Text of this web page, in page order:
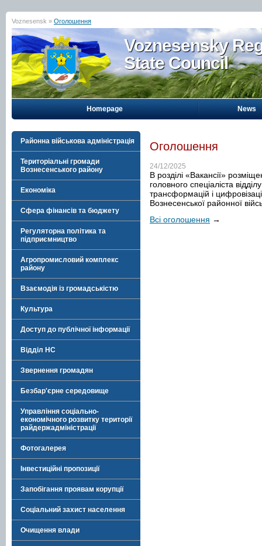
Voznesensk » Оголошення
Voznesensky
State Council
Homepage News
Районна військова адміністрація
Територіальні громади
Вознесенського району
Економіка
Сфера фінансів та бюджету
Регуляторна політика та
підприємництво
Агропромисловий комплекс
району
Взаємодія із громадськістю
Культура
Доступ до публічної інформації
Відділ НС
Звернення громадян
Безбар'єрне середовище
Управління соціально-
економічного розвитку території
райдержадміністрації
Фотогалерея
Інвестиційні пропозиції
Запобігання проявам корупції
Соціальний захист населення
Очищення влади
Оголошення
24/12/2025
В розділі «Вакансії»
головного спеціаліста
трансформацій і
Вознесенської районної
Всі оголошення →